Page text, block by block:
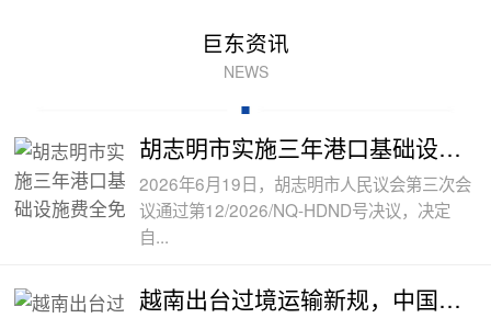
巨东资讯
NEWS
胡志明市实施三年港口基础设施费全免政
2026年6月19日，胡志明市人民议会第三次会
议通过第12/2026/NQ-HDND号决议，决定
自...
越南出台过境运输新规，中国货物中转通